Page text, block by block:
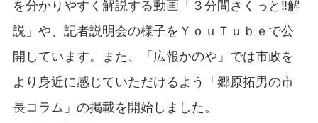
を分かりやすく解説する動画「３分間さくっと‼解
説」や、記者説明会の様子をＹｏｕＴｕｂｅで公
開しています。また、「広報かのや」では市政を
より身近に感じていただけるよう「郷原拓男の市
長コラム」の掲載を開始しました。